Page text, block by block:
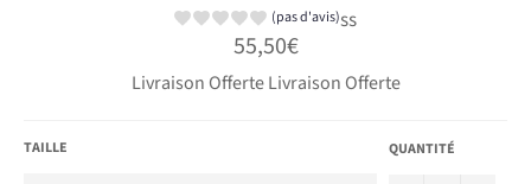
(pas d'avis)ss
Prix
régulier
55,50€
Livraison Offerte Livraison Offerte
TAILLE QUANTITÉ